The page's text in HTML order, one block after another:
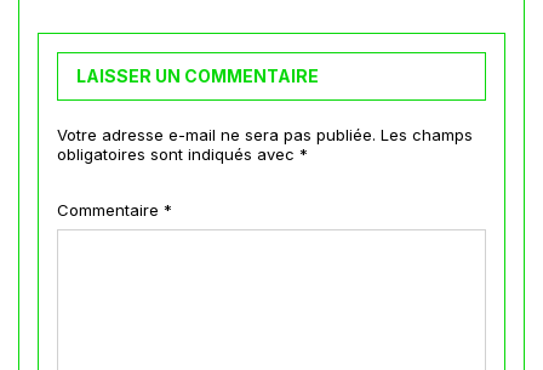
LAISSER UN COMMENTAIRE
Votre adresse e-mail ne sera pas publiée. Les champs
obligatoires sont indiqués avec *
Commentaire *